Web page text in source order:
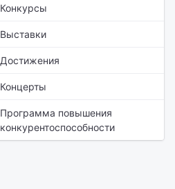
Конкурсы
Выставки
Достижения
Концерты
Программа повышения
конкурентоспособности